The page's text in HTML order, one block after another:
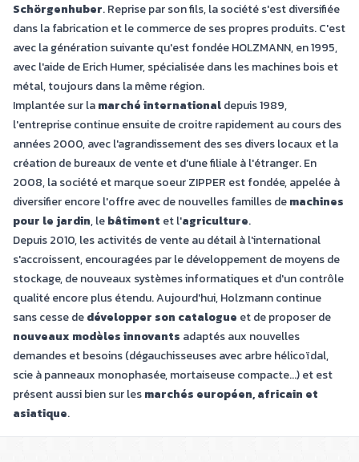
Schörgenhuber. Reprise par son fils, la société s'est diversifiée
dans la fabrication et le commerce de ses propres produits. C'est
avec la génération suivante qu'est fondée HOLZMANN, en 1995,
avec l'aide de Erich Humer, spécialisée dans les machines bois et
métal, toujours dans la même région.
Implantée sur lamarché internationaldepuis 1989,
l'entreprise continue ensuite de croitre rapidement au cours des
années 2000, avec l'agrandissement des ses divers locaux et la
création de bureaux de vente et d'une filiale à l'étranger. En
2008, la société etmarque soeur ZIPPER est fondée, appelée à
diversifier encore l'offre avec de nouvelles familles demachines
pour le jardin, lebâtiment et l'agriculture.
Depuis 2010, les activités de vente au détail à l'international
s'accroissent, encouragées par le développement de moyens de
stockage, de nouveaux systèmes informatiques et d'un contrôle
qualité encore plus étendu. Aujourd'hui, Holzmann continue
sans cesse dedévelopper son catalogue et de proposer de
nouveaux modèles innovants adaptés aux nouvelles
demandes et besoins (dégauchisseuses avec arbre hélicoïdal,
scie à panneaux monophasée, mortaiseuse compacte...) et est
présent aussi bien sur lesmarchés européen, africain et
asiatique.